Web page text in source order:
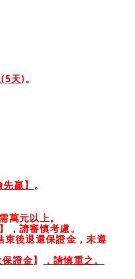
(5天)。
贏】 。
萬元以上。
】，請審慎考慮。
束後退還保證金，未遵
證金】
，請慎重之。